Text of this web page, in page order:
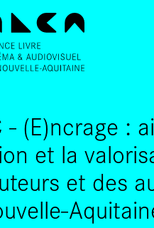
ALLER AU CONTENU
- (E)ncrage :
et la
et des